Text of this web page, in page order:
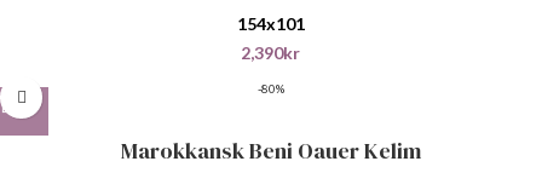
154x101
2,390kr
-80%
Marokkansk Beni Oauer Kelim